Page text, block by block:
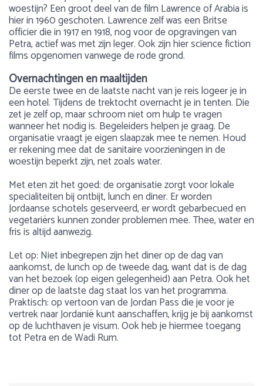
woestijn? Een groot deel van de film Lawrence of Arabia is
hier in 1960 geschoten. Lawrence zelf was een Britse
officier die in 1917 en 1918, nog voor de opgravingen van
Petra, actief was met zijn leger. Ook zijn hier science fiction
films opgenomen vanwege de rode grond.
Overnachtingen en maaltijden
De eerste twee en de laatste nacht van je reis logeer je in
een hotel. Tijdens de trektocht overnacht je in tenten. Die
zet je zelf op, maar schroom niet om hulp te vragen
wanneer het nodig is. Begeleiders helpen je graag. De
organisatie vraagt je eigen slaapzak mee te nemen. Houd
er rekening mee dat de sanitaire voorzieningen in de
woestijn beperkt zijn, net zoals water.
Met eten zit het goed: de organisatie zorgt voor lokale
specialiteiten bij ontbijt, lunch en diner. Er worden
Jordaanse schotels geserveerd, er wordt gebarbecued en
vegetariërs kunnen zonder problemen mee. Thee, water en
fris is altijd aanwezig.
Let op: Niet inbegrepen zijn het diner op de dag van
aankomst, de lunch op de tweede dag, want dat is de dag
van het bezoek (op eigen gelegenheid) aan Petra. Ook het
diner op de laatste dag staat los van het programma.
Praktisch: op vertoon van de Jordan Pass die je voor je
vertrek naar Jordanië kunt aanschaffen, krijg je bij aankomst
op de luchthaven je visum. Ook heb je hiermee toegang
tot Petra en de Wadi Rum.